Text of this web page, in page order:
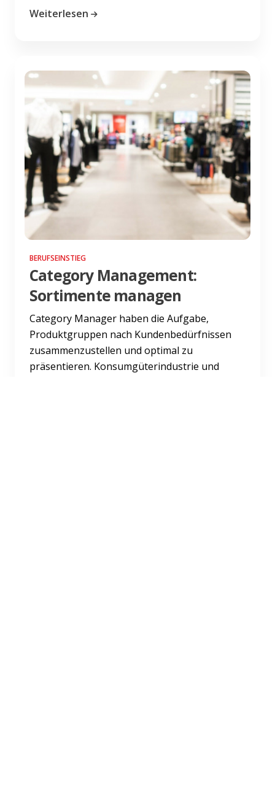
Weiterlesen
BERUFSEINSTIEG
Category Management:
Sortimente managen
Category Manager haben die Aufgabe,
Produktgruppen nach Kundenbedürfnissen
zusammenzustellen und optimal zu
präsentieren. Konsumgüterindustrie und